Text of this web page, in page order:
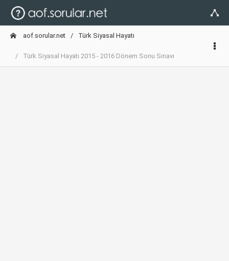
aof.sorular.net Türk Siyasal Hayatı
Türk Siyasal Hayatı 2015 - 2016 Dönem Sonu Sınavı